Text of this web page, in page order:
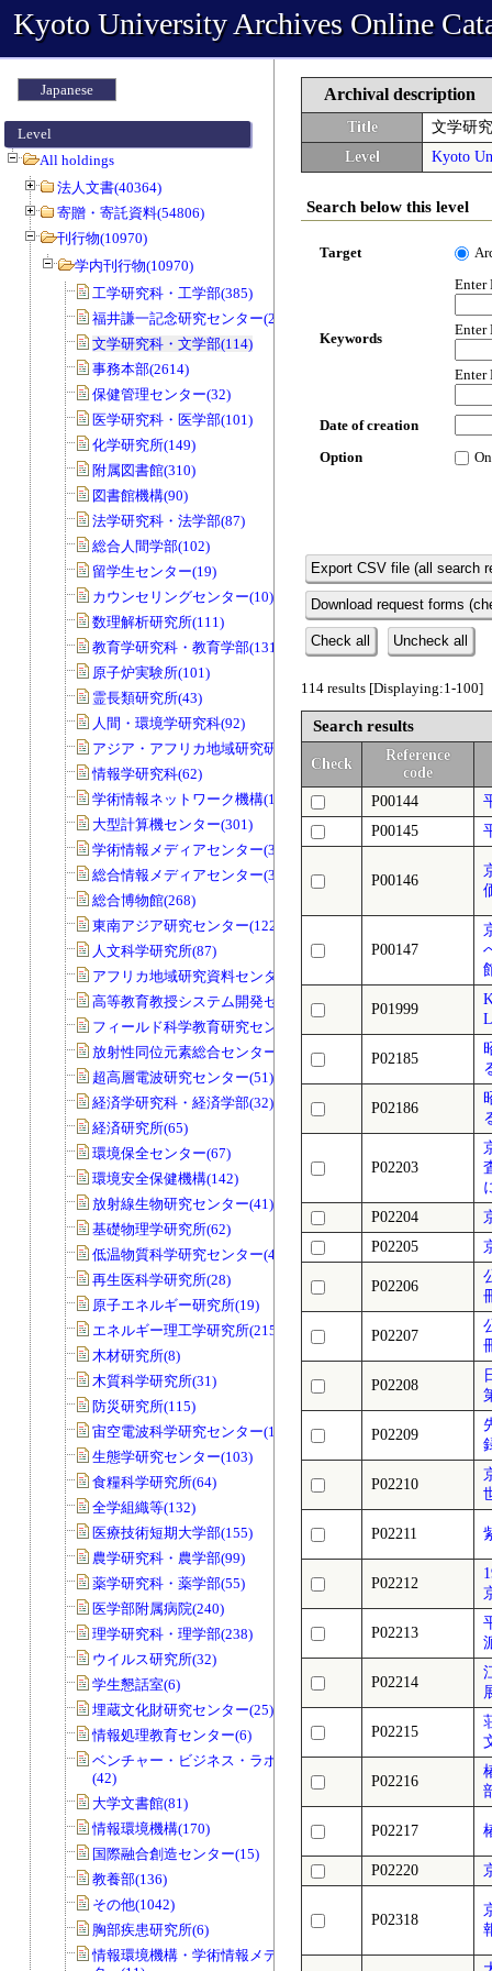
Kyoto University Archives Online
Japanese
Level
All holdings
法人文書(40364)
寄贈・寄託資料(54806)
刊行物(10970)
学内刊行物(10970)
工学研究科・工学部(385)
福井謙一記念研究センター(20)
文学研究科・文学部(114)
事務本部(2614)
保健管理センター(32)
医学研究科・医学部(101)
化学研究所(149)
附属図書館(310)
図書館機構(90)
法学研究科・法学部(87)
総合人間学部(102)
留学生センター(19)
カウンセリングセンター(10)
数理解析研究所(111)
教育学研究科・教育学部(131)
原子炉実験所(101)
霊長類研究所(43)
人間・環境学研究科(92)
アジア・アフリカ地域研究研究科(33)
情報学研究科(62)
学術情報ネットワーク機構(11)
大型計算機センター(301)
学術情報メディアセンター(39)
総合情報メディアセンター(33)
総合博物館(268)
東南アジア研究センター(122)
人文科学研究所(87)
アフリカ地域研究資料センター(79)
高等教育教授システム開発センター(32)
フィールド科学教育研究センター(169)
放射性同位元素総合センター(83)
超高層電波研究センター(51)
経済学研究科・経済学部(32)
経済研究所(65)
環境保全センター(67)
環境安全保健機構(142)
放射線生物研究センター(41)
基礎物理学研究所(62)
低温物質科学研究センター(45)
再生医科学研究所(28)
原子エネルギー研究所(19)
エネルギー理工学研究所(215)
木材研究所(8)
木質科学研究所(31)
防災研究所(115)
宙空電波科学研究センター(11)
生態学研究センター(103)
食糧科学研究所(64)
全学組織等(132)
医療技術短期大学部(155)
農学研究科・農学部(99)
薬学研究科・薬学部(55)
医学部附属病院(240)
理学研究科・理学部(238)
ウイルス研究所(32)
学生懇話室(6)
埋蔵文化財研究センター(25)
情報処理教育センター(6)
ベンチャー・ビジネス・ラボラトリー
(42)
大学文書館(81)
情報環境機構(170)
国際融合創造センター(15)
教養部(136)
その他(1042)
胸部疾患研究所(6)
情報環境機構・学術情報メディアセン
Archival description
Title
文学研
Level
Kyoto
Search below this level
Target
Keywords
Enter
Enter
Enter
Date of creation
Option
Export CSV file (all search
Download request forms
Check all Uncheck all
114 results [Displaying:1-100]
Search results
Check
Reference
code
P00144
P00145
P00146
P00147
P01999
P02185
P02186
P02203
P02204
P02205
P02206
P02207
P02208
P02209
P02210
P02211
P02212
P02213
P02214
P02215
P02216
P02217
P02220
P02318